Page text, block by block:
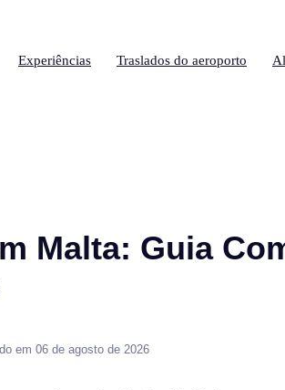
Experiências Traslados do aeroporto
Malta: Guia
em 06 de agosto de 2026